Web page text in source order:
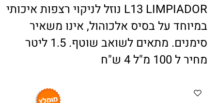
L13 LIMPIADOR נוזל לניקוי רצפות איכותי
במיוחד על בסיס אלכוהול, אינו משאיר
סימנים. מתאים לשואב שוטף. 1.5 ליטר
מחיר ל 100 מ"ל 4 ש"ח